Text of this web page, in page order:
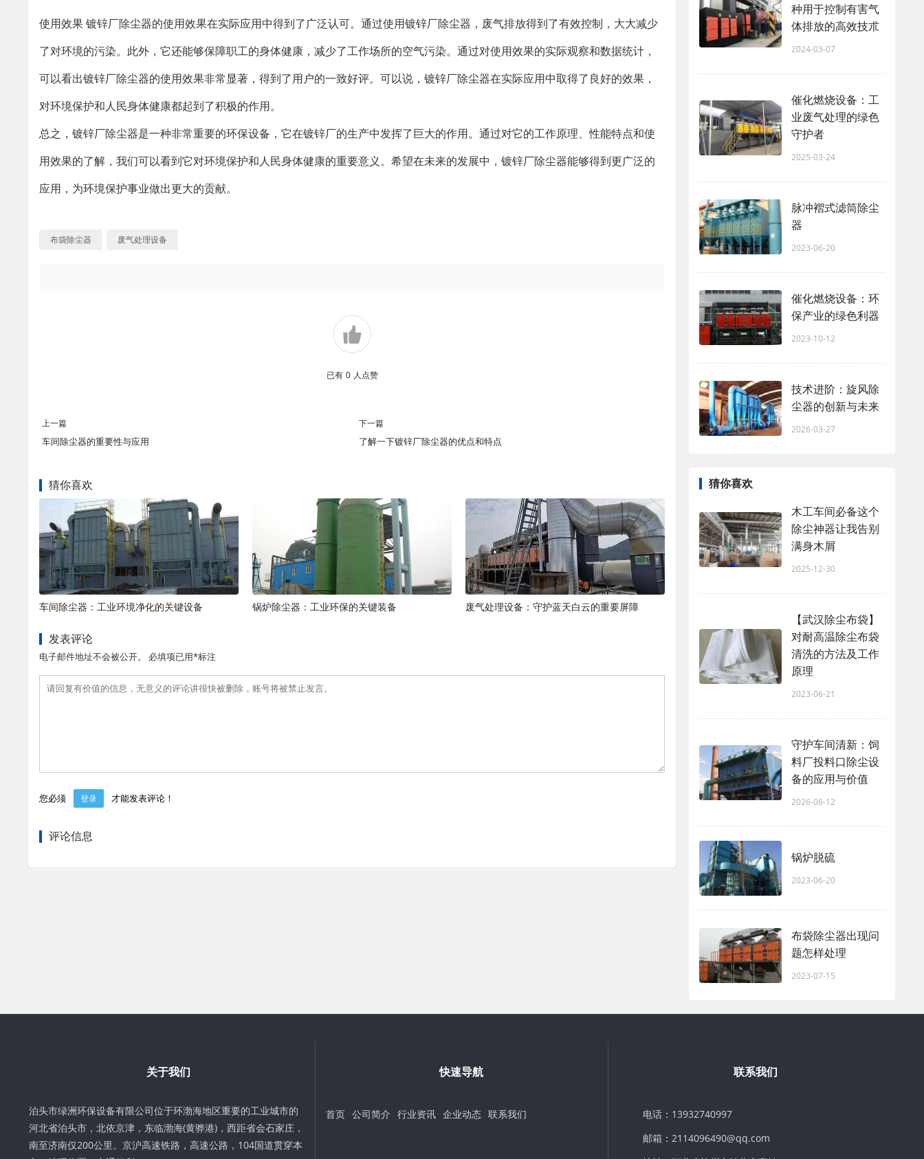
使用效果 镀锌厂除尘器的使用效果在实际应用中得到了广泛认可。通过使用镀锌厂除尘器，废气排放得到了有效控制，大大减少
了对环境的污染。此外，它还能够保障职工的身体健康，减少了工作场所的空气污染。通过对使用效果的实际观察和数据统计，
可以看出镀锌厂除尘器的使用效果非常显著，得到了用户的一致好评。可以说，镀锌厂除尘器在实际应用中取得了良好的效果，
对环境保护和人民身体健康都起到了积极的作用。
总之，镀锌厂除尘器是一种非常重要的环保设备，它在镀锌厂的生产中发挥了巨大的作用。通过对它的工作原理、性能特点和使
用效果的了解，我们可以看到它对环境保护和人民身体健康的重要意义。希望在未来的发展中，镀锌厂除尘器能够得到更广泛的
应用，为环境保护事业做出更大的贡献。
布袋除尘器 废气处理设备
已有 0 人点赞
上一篇
车间除尘器的重要性与应用
下一篇
了解一下镀锌厂除尘器的优点和特点
猜你喜欢
车间除尘器：工业环境净化的关键设备 锅炉除尘器：工业环保的关键装备 废气处理设备：守护蓝天白云的重要屏障
发表评论
电子邮件地址不会被公开。 必填项已用*标注
您必须 登录 才能发表评论！
评论信息
种用于控制有害气
体排放的高效技朮
2024-03-07
催化燃烧设备：工
业废气处理的绿色
守护者
2025-03-24
脉冲褶式滤筒除尘
器
2023-06-20
催化燃烧设备：环
保产业的绿色利器
2023-10-12
技术进阶：旋风除
尘器的创新与未来
2026-03-27
猜你喜欢
木工车间必备这个
除尘神器让我告别
满身木屑
2025-12-30
【武汉除尘布袋】
对耐高温除尘布袋
清洗的方法及工作
原理
2023-06-21
守护车间清新：饲
料厂投料口除尘设
备的应用与价值
2026-06-12
锅炉脱硫
2023-06-20
布袋除尘器出现问
题怎样处理
2023-07-15
关于我们
泊头市绿洲环保设备有限公司位于环渤海地区重要的工业城市的
河北省泊头市，北依京津，东临渤海(黄骅港)，西距省会石家庄，
南至济南仅200公里。京沪高速铁路，高速公路，104国道贯穿本
快速导航
首页 公司简介 行业资讯 企业动态 联系我们
联系我们
电话：13932740997
邮箱：2114096490@qq.com